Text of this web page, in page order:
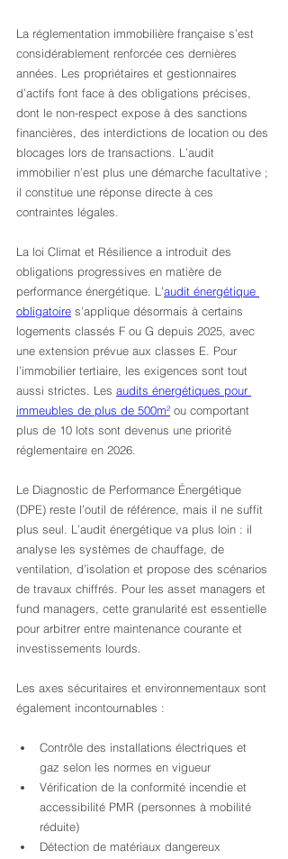
La réglementation immobilière française s’est
considérablement renforcée ces dernières
années. Les propriétaires et gestionnaires
d’actifs font face à des obligations précises,
dont le non-respect expose à des sanctions
financières, des interdictions de location ou des
blocages lors de transactions. L’audit
immobilier n’est plus une démarche facultative ;
il constitue une réponse directe à ces
contraintes légales.
La loi Climat et Résilience a introduit des
obligations progressives en matière de
performance énergétique. L’audit énergétique
obligatoire s’applique désormais à certains
logements classés F ou G depuis 2025, avec
une extension prévue aux classes E. Pour
l’immobilier tertiaire, les exigences sont tout
aussi strictes. Les audits énergétiques pour
immeubles de plus de 500m² ou comportant
plus de 10 lots sont devenus une priorité
réglementaire en 2026.
Le Diagnostic de Performance Énergétique
(DPE) reste l’outil de référence, mais il ne suffit
plus seul. L’audit énergétique va plus loin : il
analyse les systèmes de chauffage, de
ventilation, d’isolation et propose des scénarios
de travaux chiffrés. Pour les asset managers et
fund managers, cette granularité est essentielle
pour arbitrer entre maintenance courante et
investissements lourds.
Les axes sécuritaires et environnementaux sont
également incontournables :
Contrôle des installations électriques et
gaz selon les normes en vigueur
Vérification de la conformité incendie et
accessibilité PMR (personnes à mobilité
réduite)
Détection de matériaux dangereux